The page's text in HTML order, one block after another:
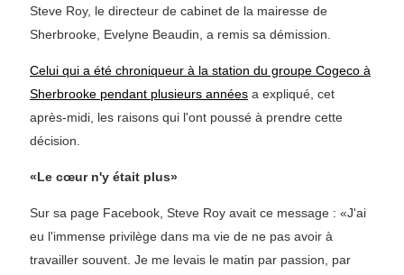
Steve Roy, le directeur de cabinet de la mairesse de
Sherbrooke, Evelyne Beaudin, a remis sa démission.
Celui qui a été chroniqueur à la station du groupe Cogeco à
Sherbrooke pendant plusieurs années a expliqué, cet
après-midi, les raisons qui l'ont poussé à prendre cette
décision.
«Le cœur n'y était plus»
Sur sa page Facebook, Steve Roy avait ce message : «J'ai
eu l'immense privilège dans ma vie de ne pas avoir à
travailler souvent. Je me levais le matin par passion, par